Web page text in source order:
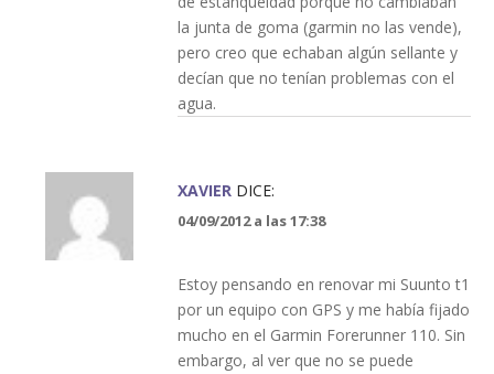
la junta de goma (garmin no las vende),
pero creo que echaban algún sellante y
decían que no tenían problemas con el
agua.
XAVIER DICE:
04/09/2012 a las 17:38
Estoy pensando en renovar mi Suunto t1
por un equipo con GPS y me había fijado
mucho en el Garmin Forerunner 110. Sin
embargo, al ver que no se puede